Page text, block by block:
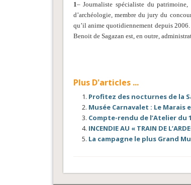
1– Journaliste spécialiste du
d’archéologie, membre du jury du
qu’il anime quotidiennement depuis
Benoit de Sagazan est, en outre,
Plus D'articles ...
Profitez des nocturnes de la
Musée Carnavalet : Le Marais
Compte-rendu de l’Atelier du
INCENDIE AU « TRAIN DE
La campagne le plus Grand